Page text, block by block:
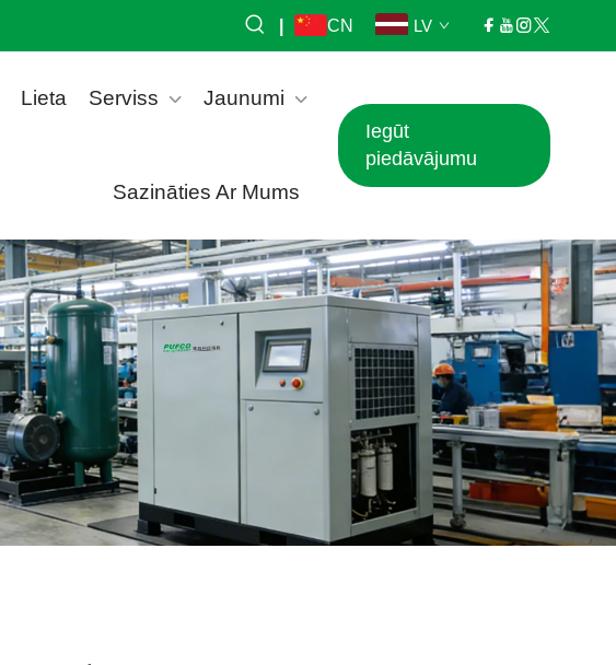
CN LV
Lieta Serviss Jaunumi
Sazināties Ar Mums
Iegūt
piedāvājumu